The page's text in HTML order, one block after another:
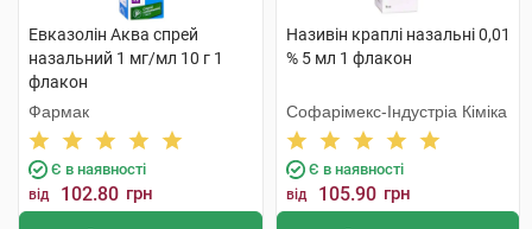
Евказолін Аква спрей
назальний 1 мг/мл 10 г 1
флакон
Фармак
Є в наявності
від 102.80 грн
Називін краплі назальні 0,01
% 5 мл 1 флакон
Софарімекс-Індустріа Кіміка
Є в наявності
від 105.90 грн